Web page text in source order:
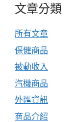
文章分類
所有文章
保健商品
被動收入
汽機商品
外匯資訊
商品介紹